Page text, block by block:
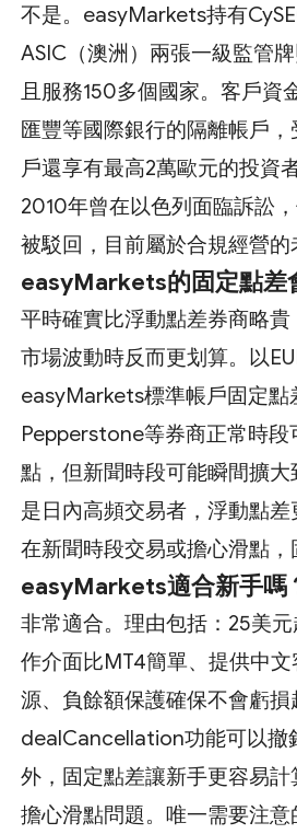
不是。easyMarkets持有
ASIC（澳洲）兩張一級監管
且服務150多個國家。客戶資
匯豐等國際銀行的隔離帳戶，
戶還享有最高2萬歐元的投資
2010年曾在以色列面臨訴訟
被駁回，目前屬於合規經營的
easyMarkets的固定點差
平時確實比浮動點差券商略
市場波動時反而更划算。以
easyMarkets標準帳戶固定點
Pepperstone等券商正常時段
點，但新聞時段可能瞬間擴
是日內高頻交易者，浮動點
在新聞時段交易或擔心滑點，
easyMarkets適合新手嗎
非常適合。理由包括：25美
作介面比MT4簡單、提供中
源、負餘額保護確保不會虧損
dealCancellation功能可以撤
外，固定點差讓新手更容易
擔心滑點問題。唯一需要注